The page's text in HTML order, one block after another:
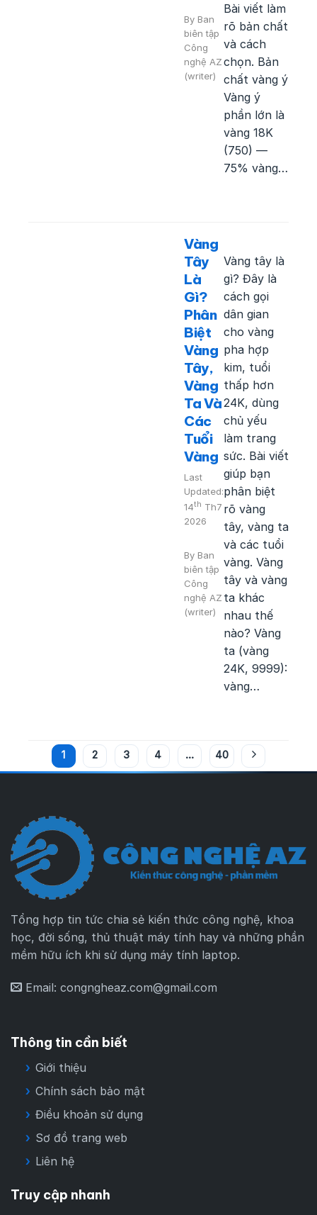
By Ban
biên tập
Công
nghệ AZ
(writer)
Bài viết làm
rõ bản chất
và cách
chọn. Bản
chất vàng ý
Vàng ý
phần lớn là
vàng 18K
(750) —
75% vàng…
Vàng
Tây
Là
Gì?
Phân
Biệt
Vàng
Tây,
Vàng
Ta Và
Các
Tuổi
Vàng
Last
Updated:
14th Th7
2026
By Ban
biên tập
Công
nghệ AZ
(writer)
Vàng tây là
gì? Đây là
cách gọi
dân gian
cho vàng
pha hợp
kim, tuổi
thấp hơn
24K, dùng
chủ yếu
làm trang
sức. Bài viết
giúp bạn
phân biệt
rõ vàng
tây, vàng ta
và các tuổi
vàng. Vàng
tây và vàng
ta khác
nhau thế
nào? Vàng
ta (vàng
24K, 9999):
vàng…
1 2 3 4 … 40
Tổng hợp tin tức chia sẻ kiến thức công nghệ, khoa
học, đời sống, thủ thuật máy tính hay và những phần
mềm hữu ích khi sử dụng máy tính laptop.
Email: congngheaz.com@gmail.com
Thông tin cần biết
Giới thiệu
Chính sách bảo mật
Điều khoản sử dụng
Sơ đồ trang web
Liên hệ
Truy cập nhanh